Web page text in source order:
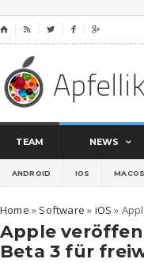
⌂    
TEAM NEWS
ANDROID IOS MACOS
Home » Software » iOS »
Apple
Beta 3 für